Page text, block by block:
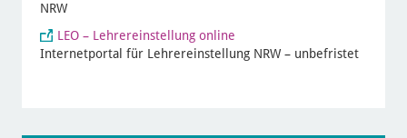
NRW
LEO – Lehrereinstellung online
Internetportal für Lehrereinstellung NRW – unbefristet